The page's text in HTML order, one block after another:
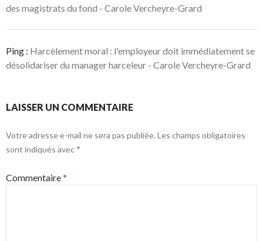
des magistrats du fond - Carole Vercheyre-Grard
Ping : Harcèlement moral : l'employeur doit immédiatement se
désolidariser du manager harceleur - Carole Vercheyre-Grard
LAISSER UN COMMENTAIRE
Votre adresse e-mail ne sera pas publiée. Les champs obligatoires
sont indiqués avec *
Commentaire*